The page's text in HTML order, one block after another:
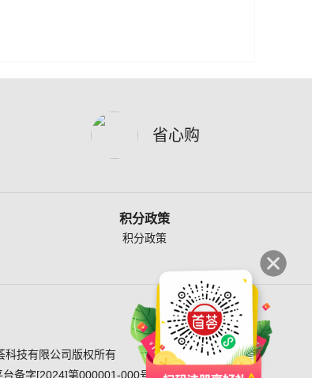
省心购
积分政策
积分政策
科技有限公司版权所有
备字[2024]第000001-000号